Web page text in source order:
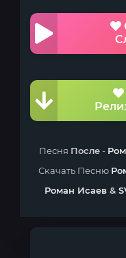
Песня После-
Скачать Песню
Роман Исаев&